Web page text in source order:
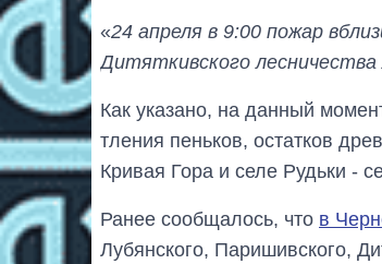
«24 апреля в 9:00 пожар
Дитяткивского лесничества
Как указано, на данный
тления пеньков, остатков
Кривая Гора и селе Рудьки -
Ранее сообщалось, что в
Лубянского, Паришивского,